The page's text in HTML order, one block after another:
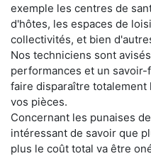
exemple les centres de
d'hôtes, les espaces de
collectivités, et bien
Nos techniciens sont
performances et un
faire disparaître
vos pièces.
Concernant les punaises
intéressant de savoir que
plus le coût total va être